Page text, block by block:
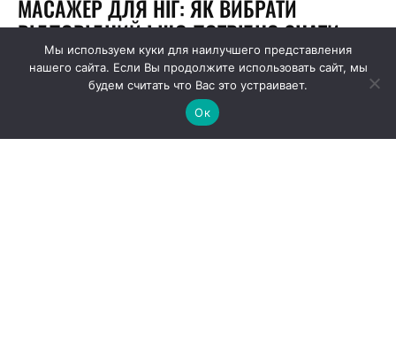
Мы используем куки для наилучшего представления
нашего сайта. Если Вы продолжите использовать сайт, мы
будем считать что Вас это устраивает.
Ок